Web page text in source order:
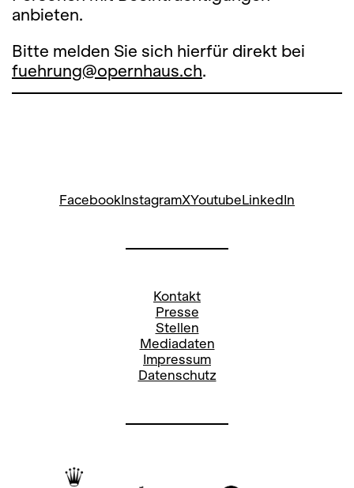
anbieten.
Bitte melden Sie sich hierfür direkt bei
fuehrung@opernhaus.ch.
FacebookInstagramXYoutubeLinkedIn
Kontakt
Presse
Stellen
Mediadaten
Impressum
Datenschutz